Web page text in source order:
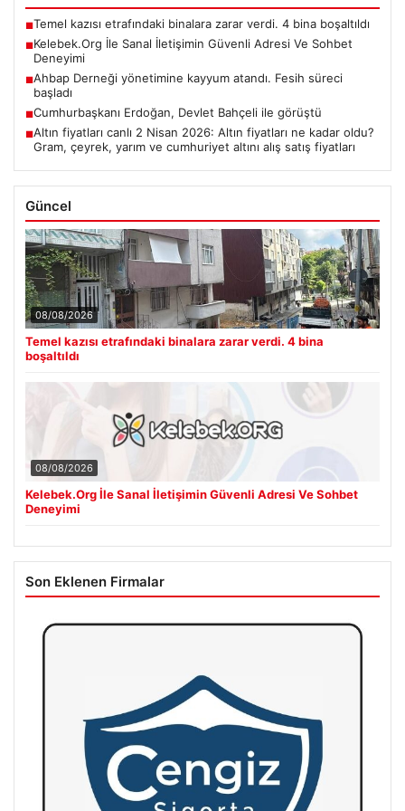
■Temel kazısı etrafındaki binalara zarar verdi. 4 bina boşaltıldı
■Kelebek.Org İle Sanal İletişimin Güvenli Adresi Ve Sohbet
Deneyimi
■Ahbap Derneği yönetimine kayyum atandı. Fesih süreci
başladı
■Cumhurbaşkanı Erdoğan, Devlet Bahçeli ile görüştü
■Altın fiyatları canlı 2 Nisan 2026: Altın fiyatları ne kadar oldu?
Gram, çeyrek, yarım ve cumhuriyet altını alış satış fiyatları
Güncel
08/08/2026
Temel kazısı etrafındaki binalara zarar verdi. 4 bina
boşaltıldı
08/08/2026
Kelebek.Org İle Sanal İletişimin Güvenli Adresi Ve Sohbet
Deneyimi
Son Eklenen Firmalar